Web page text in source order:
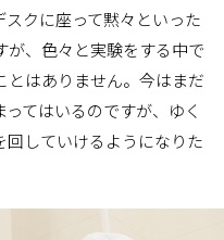
クに座って黙々といった
が、色々と実験をする中で
はありません。今はまだ
てはいるのですが、ゆく
回していけるようになりた